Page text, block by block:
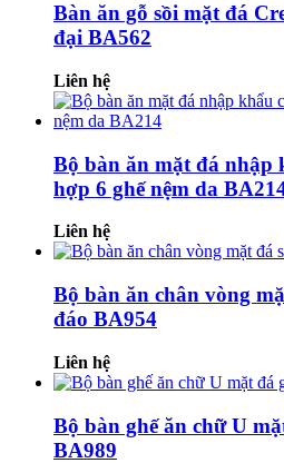
Bàn ăn gỗ sồi mặt đá
đại BA562
Liên hệ
Bộ bàn ăn mặt đá nhập
hợp 6 ghế nệm da
Liên hệ
Bộ bàn ăn chân vòng
đáo BA954
Liên hệ
Bộ bàn ghế ăn chữ U
BA989